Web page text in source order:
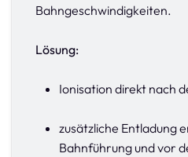
Bahngeschwindigkeiten.
Lösung:
Ionisation direkt nach
zusätzliche Entladung
Bahnführung und vor